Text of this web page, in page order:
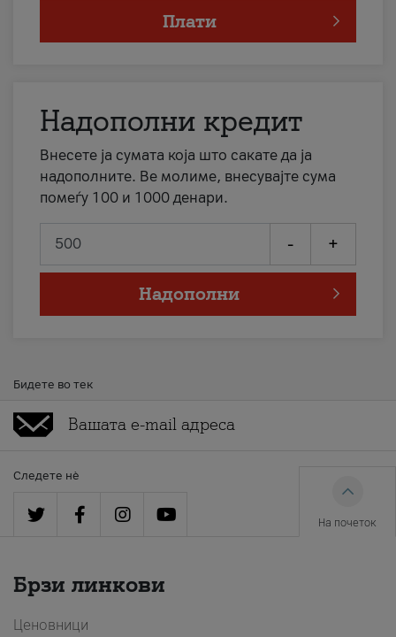
Плати
Надополни кредит
Внесете ја сумата која што сакате да ја
надополните. Ве молиме, внесувајте сума
помеѓу 100 и 1000 денари.
- +
Надополни
Бидете во тек
Следете нè
На почеток
Брзи линкови
Ценовници